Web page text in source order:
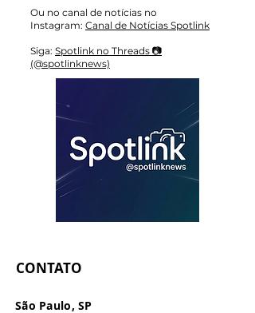
Ou no canal de notícias no
Instagram: Canal de Notícias Spotlink
Siga: Spotlink no Threads 📷
(@spotlinknews)
CONTATO
São Paulo, SP